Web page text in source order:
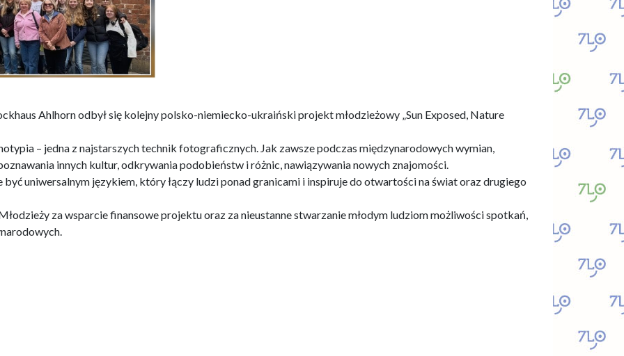
Ahlhorn odbył się kolejny polsko-niemiecko-ukraiński projekt młodzieżowy „Sun Exposed, Nature
– jedna z najstarszych technik fotograficznych. Jak zawsze podczas międzynarodowych wymian,
innych kultur, odkrywania podobieństw i różnic, nawiązywania nowych znajomości.
uniwersalnym językiem, który łączy ludzi ponad granicami i inspiruje do otwartości na świat oraz drugiego
za wsparcie finansowe projektu oraz za nieustanne stwarzanie młodym ludziom możliwości spotkań,